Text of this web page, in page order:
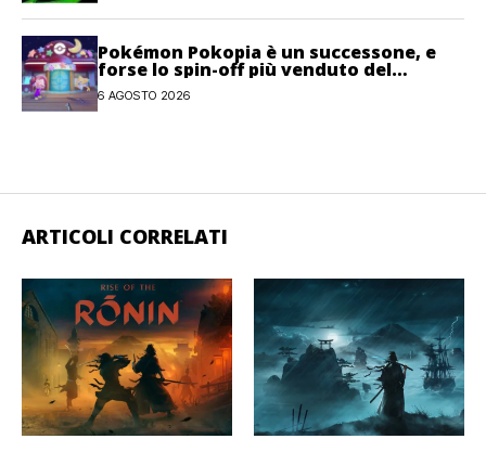
Pokémon Pokopia è un successone, e
forse lo spin-off più venduto del
franchise
6 AGOSTO 2026
ARTICOLI CORRELATI